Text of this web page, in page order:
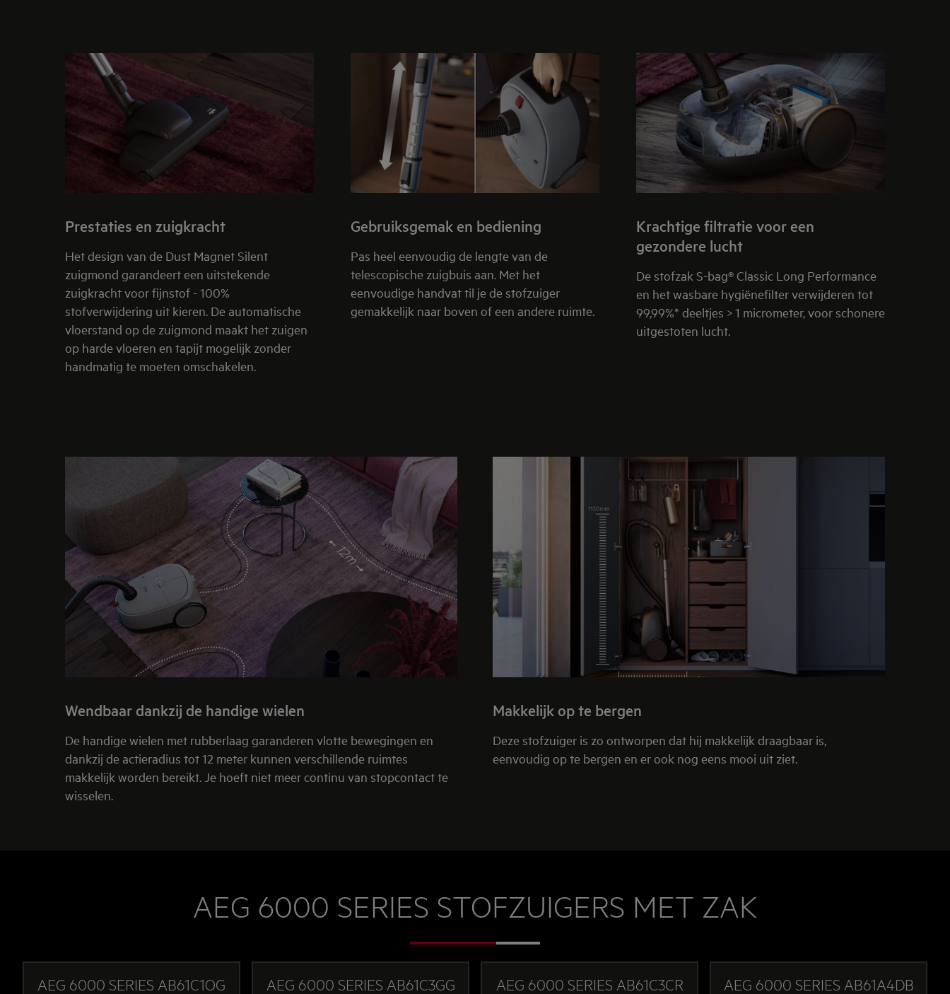
Prestaties en zuigkracht
Het design van de Dust Magnet Silent
zuigmond garandeert een uitstekende
zuigkracht voor fijnstof - 100%
stofverwijdering uit kieren. De automatische
vloerstand op de zuigmond maakt het zuigen
op harde vloeren en tapijt mogelijk zonder
handmatig te moeten omschakelen.
Gebruiksgemak en bediening
Pas heel eenvoudig de lengte van de
telescopische zuigbuis aan. Met het
eenvoudige handvat til je de stofzuiger
gemakkelijk naar boven of een andere ruimte.
Krachtige filtratie voor een
gezondere lucht
De stofzak S-bag® Classic Long Performance
en het wasbare hygiënefilter verwijderen tot
99,99%* deeltjes > 1 micrometer, voor schonere
uitgestoten lucht.
Wendbaar dankzij de handige wielen
De handige wielen met rubberlaag garanderen vlotte bewegingen en
dankzij de actieradius tot 12 meter kunnen verschillende ruimtes
makkelijk worden bereikt. Je hoeft niet meer continu van stopcontact te
wisselen.
Makkelijk op te bergen
Deze stofzuiger is zo ontworpen dat hij makkelijk draagbaar is,
eenvoudig op te bergen en er ook nog eens mooi uit ziet.
AEG 6000 SERIES STOFZUIGERS MET ZAK
AEG 6000 SERIES AB61C1OG AEG 6000 SERIES AB61C3GG AEG 6000 SERIES AB61C3CR AEG 6000 SERIES AB61A4DB